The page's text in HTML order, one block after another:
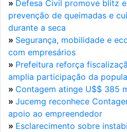
» Defesa Civil promove blitz
prevenção de queimadas e
durante a seca
» Segurança, mobilidade e
com empresários
» Prefeitura reforça
amplia participação da
» Contagem atinge U$$ 385
» Jucemg reconhece
apoio ao empreendedor
» Esclarecimento sobre